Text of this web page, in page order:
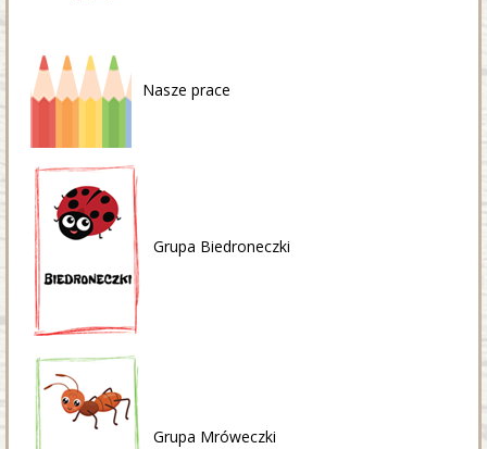
Nasze prace
Grupa Biedroneczki
Grupa Mróweczki